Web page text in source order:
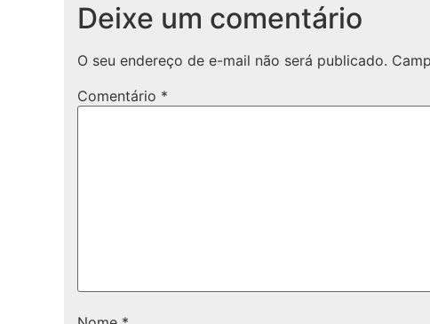
Deixe um comentário
O seu endereço de e-mail não será publicado.
Comentário *